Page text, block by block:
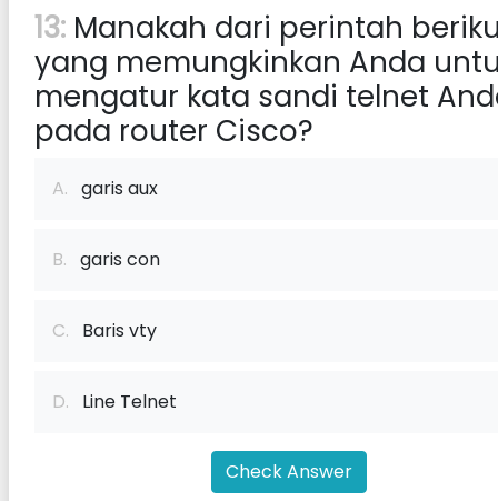
13: Manakah dari perintah
yang memungkinkan Anda
mengatur kata sandi telnet
pada router Cisco?
A. garis aux
B. garis con
C. Baris vty
D. Line Telnet
Check Answer